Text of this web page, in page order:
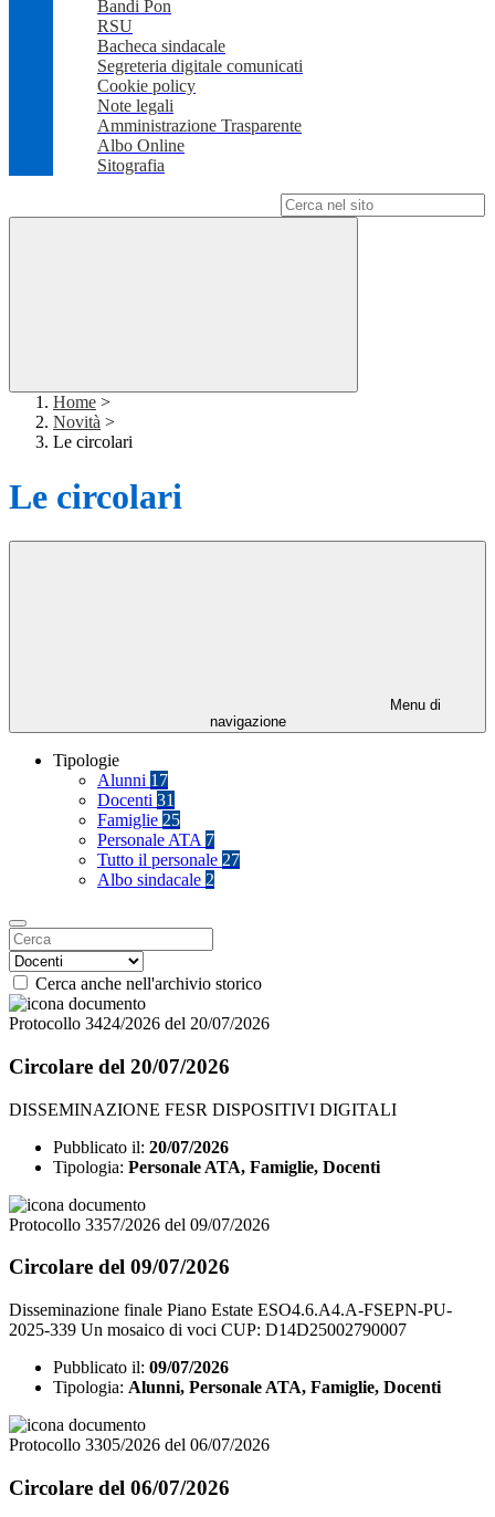
Bandi Pon
RSU
Bacheca sindacale
Segreteria digitale comunicati
Cookie policy
Note legali
Amministrazione Trasparente
Albo Online
Sitografia
Home >
Novità >
Le circolari
Le circolari
Menu di
navigazione
Tipologie
Alunni 17
Docenti 31
Famiglie 25
Personale ATA 7
Tutto il personale 27
Albo sindacale 2
Cerca anche nell'archivio storico
Protocollo 3424/2026 del 20/07/2026
Circolare del 20/07/2026
DISSEMINAZIONE FESR DISPOSITIVI DIGITALI
Pubblicato il: 20/07/2026
Tipologia: Personale ATA, Famiglie, Docenti
Protocollo 3357/2026 del 09/07/2026
Circolare del 09/07/2026
Disseminazione finale Piano Estate ESO4.6.A4.A-FSEPN-PU-
2025-339 Un mosaico di voci CUP: D14D25002790007
Pubblicato il: 09/07/2026
Tipologia: Alunni, Personale ATA, Famiglie, Docenti
Protocollo 3305/2026 del 06/07/2026
Circolare del 06/07/2026